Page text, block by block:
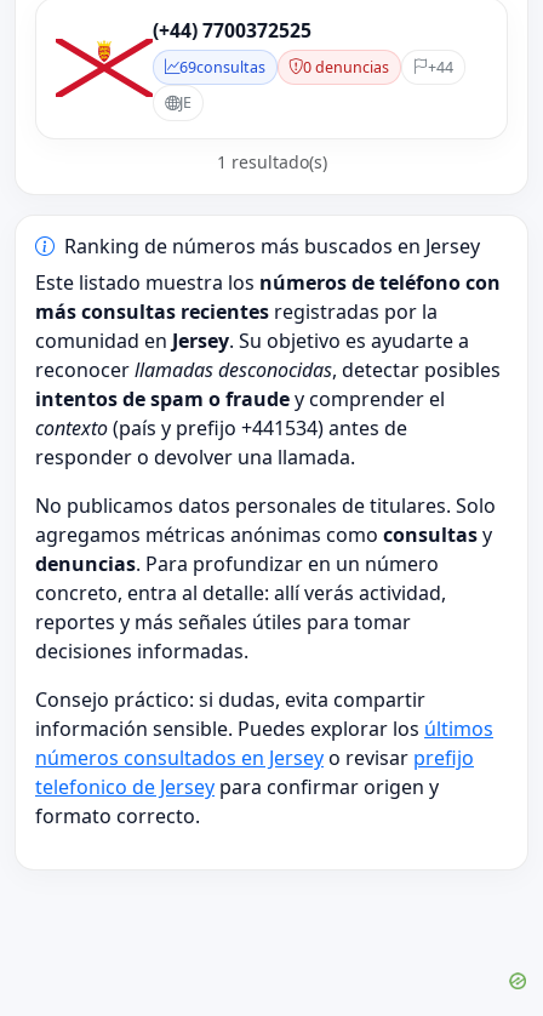
(+44) 7700372525
69consultas 0 denuncias
+44
JE
1 resultado(s)
Ranking de números más buscados en Jersey
Este listado muestra los números de teléfono con
más consultas recientes registradas por la
comunidad en Jersey. Su objetivo es ayudarte a
reconocerllamadas desconocidas, detectar posibles
intentos de spam o fraudey comprender el
contexto(país y prefijo +441534) antes de
responder o devolver una llamada.
No publicamos datos personales de titulares. Solo
agregamos métricas anónimas como consultasy
denuncias. Para profundizar en un número
concreto, entra al detalle: allí verás actividad,
reportes y más señales útiles para tomar
decisiones informadas.
Consejo práctico: si dudas, evita compartir
información sensible. Puedes explorar los últimos
números consultados en Jerseyo revisar prefijo
telefonico de Jersey para confirmar origen y
formato correcto.